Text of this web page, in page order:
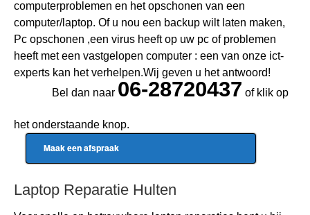
computerproblemen en het opschonen van een
computer/laptop. Of u nou een backup wilt laten maken,
Pc opschonen ,een virus heeft op uw pc of problemen
heeft met een vastgelopen computer : een van onze ict-
experts kan het verhelpen.Wij geven u het antwoord!
Bel dan naar 06-28720437 of klik op
het onderstaande knop.
Maak een afspraak
Laptop Reparatie Hulten